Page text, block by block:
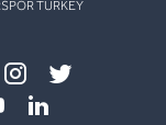
TURKEY
instagram
twitter